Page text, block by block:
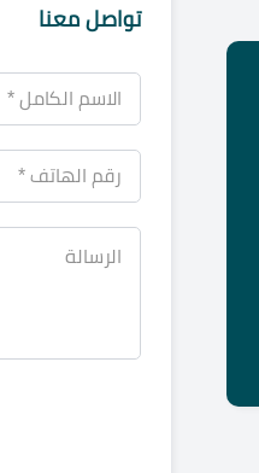
تواصل معنا